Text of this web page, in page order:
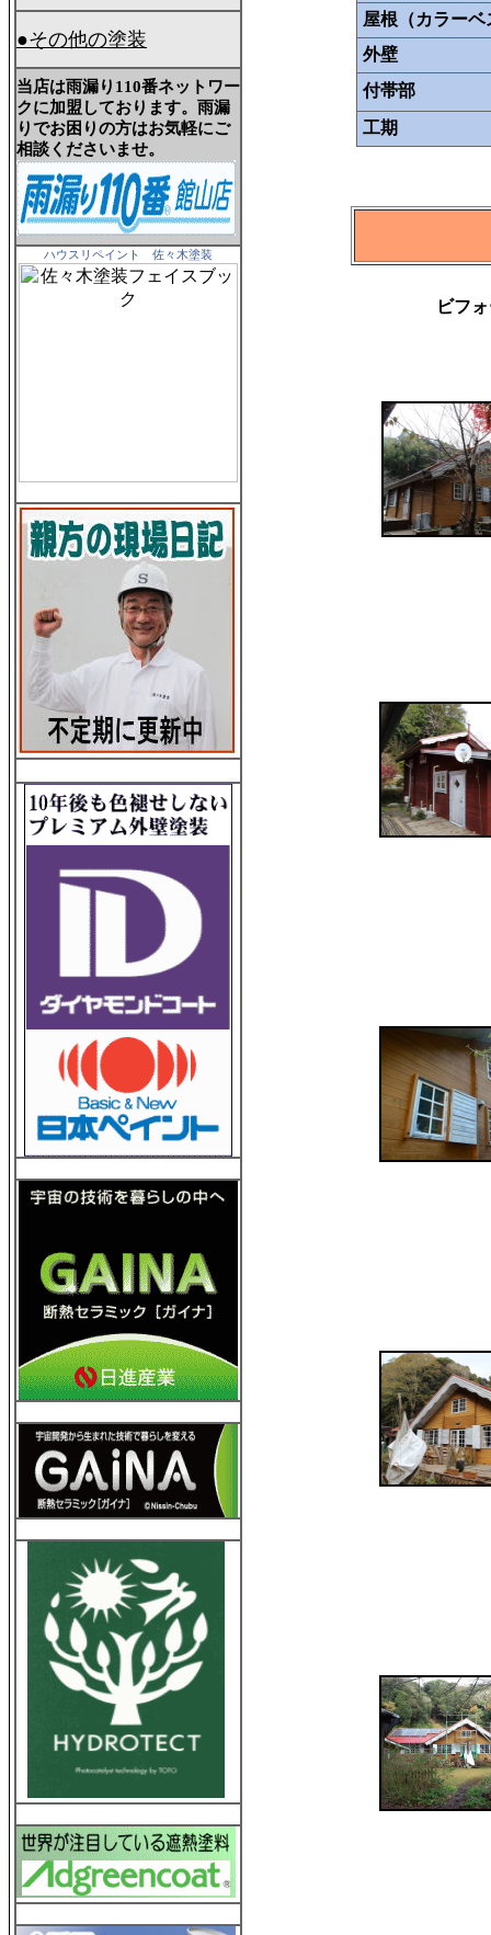
●その他の塗装
当店は雨漏り110番ネットワー
クに加盟しております。雨漏
りでお困りの方はお気軽にご
相談くださいませ。
ハウスリペイント 佐々木塗装
屋根（カラーベ
外壁
付帯部
工期
ビフ